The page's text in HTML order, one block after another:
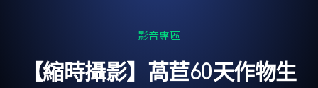
影音專區
【縮時攝影】萵苣60天作物生